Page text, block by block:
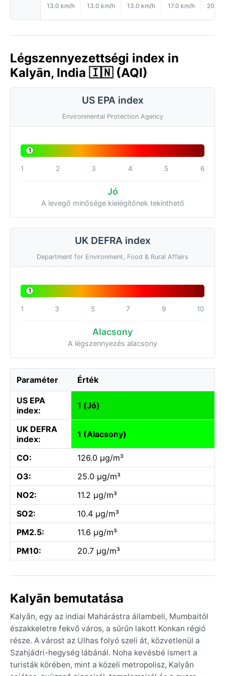
13.0 km/h 13.0 km/h 13.0 km/h 17.0 km/h 20.0
Légszennyezettségi index in
Kalyān, India 🇮🇳 (AQI)
US EPA index
Environmental Protection Agency
1
1 2 3 4 5 6
Jó
A levegő minősége kielégítőnek tekinthető
UK DEFRA index
Department for Environment, Food & Rural Affairs
1
1 3 5 7 9 10
Alacsony
A légszennyezés alacsony
Paraméter Érték
US EPA
index:
1 (Jó)
UK DEFRA
index:
1 (Alacsony)
CO:
126.0 µg/m³
O3:
25.0 µg/m³
NO2:
11.2 µg/m³
SO2:
10.4 µg/m³
PM2.5:
11.6 µg/m³
PM10:
20.7 µg/m³
Kalyān bemutatása
Kalyān, egy az indiai Mahárástra állambeli, Mumbaitól
északkeletre fekvő város, a sűrűn lakott Konkan régió
része. A várost az Ulhas folyó szeli át, közvetlenül a
Szahjádri-hegység lábánál. Noha kevésbé ismert a
turisták körében, mint a közeli metropolisz, Kalyān